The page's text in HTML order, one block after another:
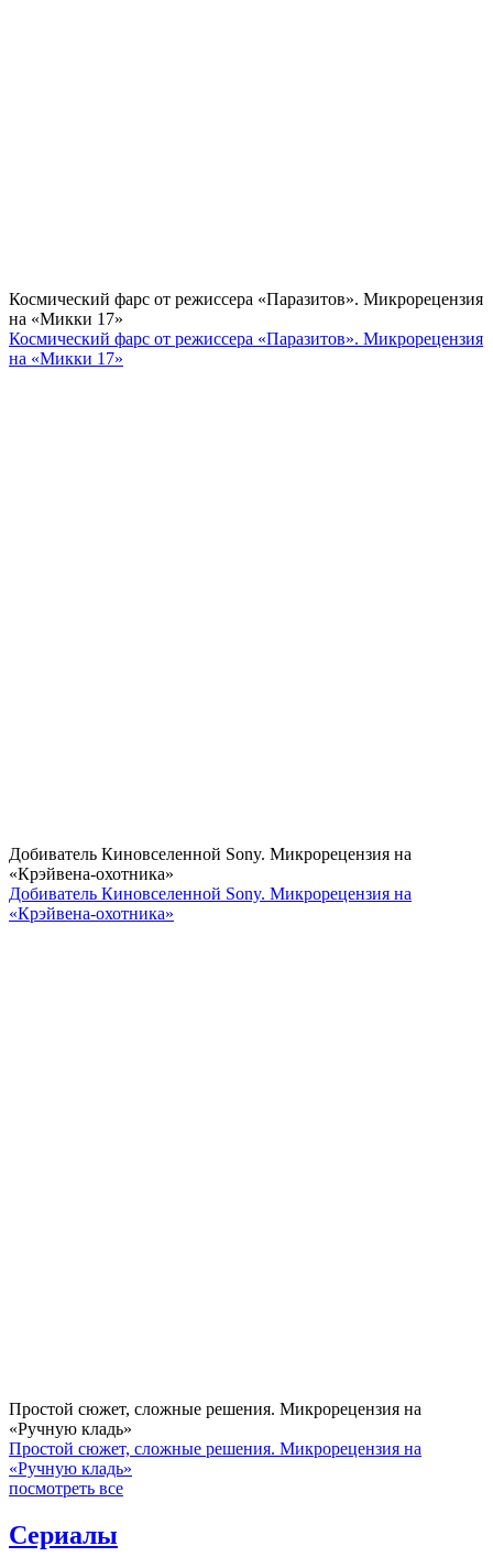
Космический фарс от режиссера «Паразитов». Микрорецензия
на «Микки 17»
Космический фарс от режиссера «Паразитов». Микрорецензия
на «Микки 17»
Добиватель Киновселенной Sony. Микрорецензия на
«Крэйвена-охотника»
Добиватель Киновселенной Sony. Микрорецензия на
«Крэйвена-охотника»
Простой сюжет, сложные решения. Микрорецензия на
«Ручную кладь»
Простой сюжет, сложные решения. Микрорецензия на
«Ручную кладь»
посмотреть все
Сериалы